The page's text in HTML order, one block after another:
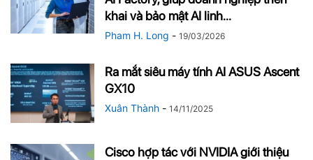
khai và bảo mật AI linh...
Pham H. Long - 19/03/2026
Ra mắt siêu máy tính AI ASUS Ascent
GX10
Xuân Thành - 14/11/2025
Cisco hợp tác với NVIDIA giới thiệu